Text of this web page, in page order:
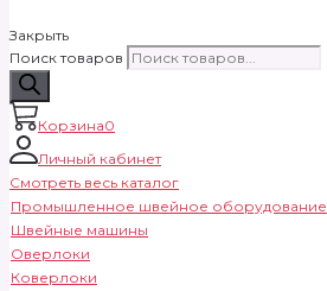
Закрыть
Поиск товаров
Корзина0
Личный кабинет
Смотреть весь каталог
Промышленное швейное оборудование
Швейные машины
Оверлоки
Коверлоки